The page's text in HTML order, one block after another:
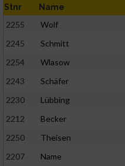
Stnr Name
2255 Wolf
2245
Schmitt
2254
Wlasow
2243
Schäfer
2230
Lübbing
2212
Becker
2250
Theisen
2207
Name